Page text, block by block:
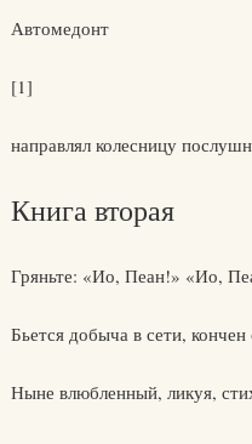
Автомедонт
[1]
направлял колесницу
Книга вторая
Гряньте: «Ио, Пеан!» «Ио,
Бьется добыча в сети,
Ныне влюбленный, ликуя,